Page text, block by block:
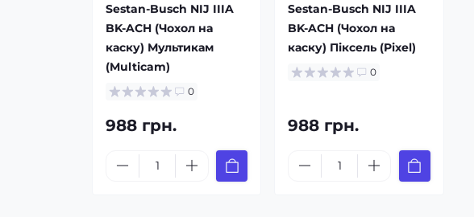
Sestan-Busch NIJ IIIA
BK-ACH (Чохол на
каску) Мультикам
(Multicam)
0
988 грн.
Sestan-Busch NIJ IIIA
BK-ACH (Чохол на
каску) Піксель (Pixel)
0
988 грн.